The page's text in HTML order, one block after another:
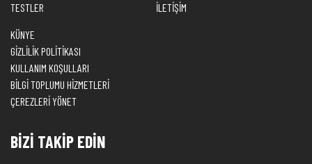
TESTLER
İLETİŞİM
KÜNYE
GİZLİLİK POLİTİKASI
KULLANIM KOŞULLARI
BİLGİ TOPLUMU HİZMETLERİ
ÇEREZLERİ YÖNET
BİZİ TAKİP EDİN